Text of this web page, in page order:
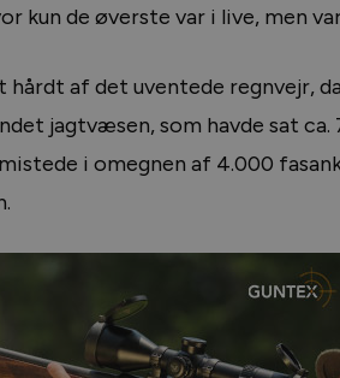
kun de øverste var i live, men
hårdt af det uventede regnvejr,
jagtvæsen, som havde sat
i omegnen af 4.000